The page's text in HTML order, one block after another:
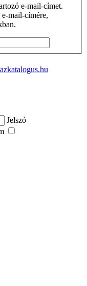
e-mail-címet.
mail-címére,
Jelszó